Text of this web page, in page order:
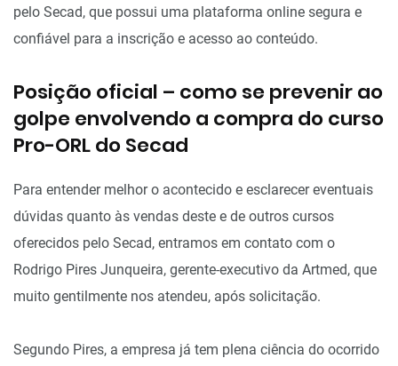
pelo Secad, que possui uma plataforma online segura e
confiável para a inscrição e acesso ao conteúdo.
Posição oficial – como se prevenir ao
golpe envolvendo a compra do curso
Pro-ORL do Secad
Para entender melhor o acontecido e esclarecer eventuais
dúvidas quanto às vendas deste e de outros cursos
oferecidos pelo Secad, entramos em contato com o
Rodrigo Pires Junqueira, gerente-executivo da Artmed, que
muito gentilmente nos atendeu, após solicitação.
Segundo Pires, a empresa já tem plena ciência do ocorrido